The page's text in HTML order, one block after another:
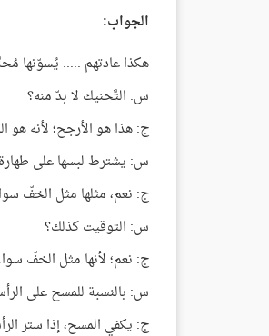
الجواب:
هكذا عادتهم ..... يُسوّنها
س: التَّحنيك لا بدّ منه؟
ج: هذا هو الأرجح؛ لأنه هو
س: يشترط لبسها على
ج: نعم، مثلها مثل الخفّ
س: التوقيت كذلك؟
ج: نعم؛ لأنها مثل الخفّ
س: بالنسبة للمسح على
ج: يكفي المسح، إذا ستر